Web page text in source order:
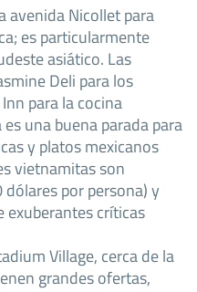
avenida Nicollet para
es particularmente
asiático. Las
Deli para los
para la cocina
una buena parada para
y platos mexicanos
vietnamitas son
por persona) y
críticas
Village, cerca de la
grandes ofertas,